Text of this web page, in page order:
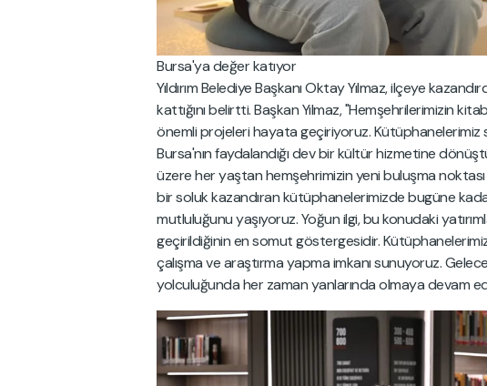
Bursa'ya değer katıyor
Yıldırım Belediye Başkanı Oktay Yılmaz, ilçeye
kattığını belirtti. Başkan Yılmaz, "Hemşehrilerimizin
önemli projeleri hayata geçiriyoruz. Kütüphanelerimiz
Bursa'nın faydalandığı dev bir kültür hizmetine
üzere her yaştan hemşehrimizin yeni buluşma
bir soluk kazandıran kütüphanelerimizde bugüne
mutluluğunu yaşıyoruz. Yoğun ilgi, bu konudaki
geçirildiğinin en somut göstergesidir.
çalışma ve araştırma yapma imkanı sunuyoruz.
yolculuğunda her zaman yanlarında olmaya devam